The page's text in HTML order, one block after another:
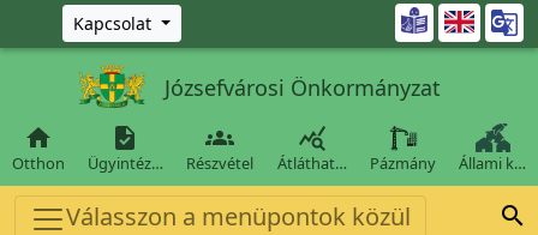
Ugrás a fő tartalomra
Kapcsolat 
Józsefvárosi Önkormányzat

Otthon

Ügyintéz…

Részvétel

Átláthat… Pázmány Állami k…
Válasszon a menüpontok közül 